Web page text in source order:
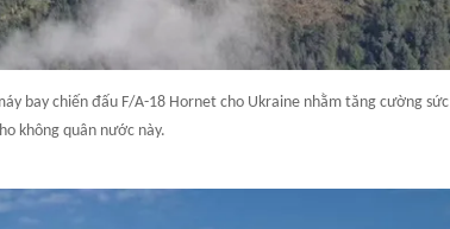
bay chiến đấu F/A-18 Hornet cho Ukraine nhằm tăng cường sức
không quân nước này.